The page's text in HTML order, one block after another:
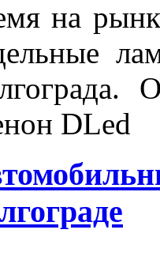
на
DLed